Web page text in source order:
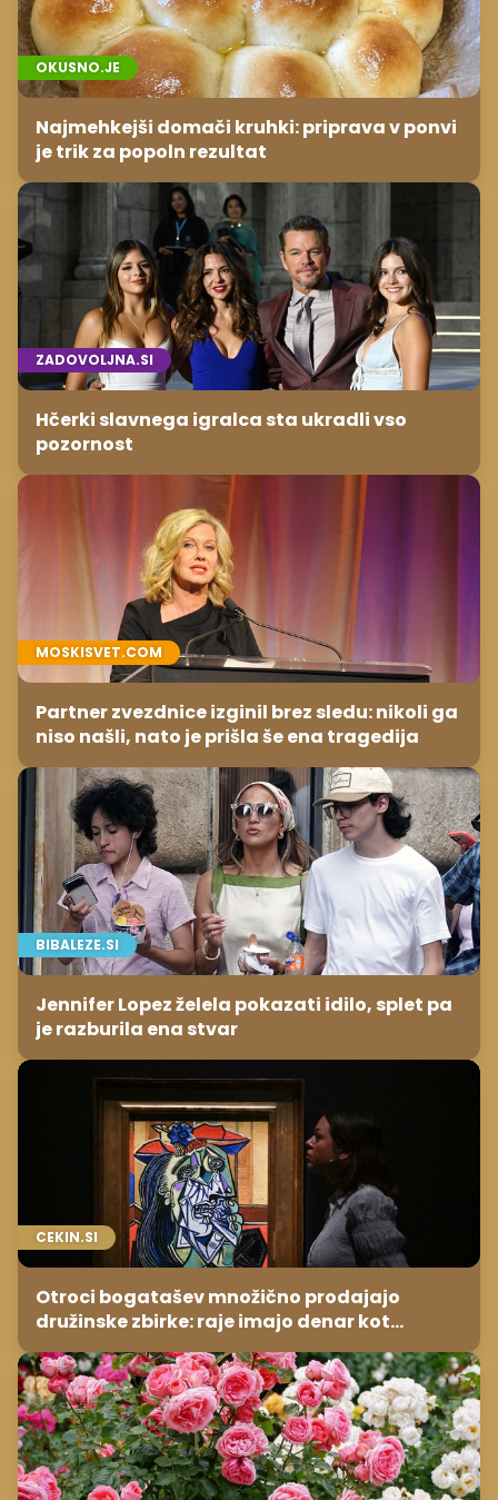
OKUSNO.JE
Najmehkejši domači kruhki: priprava v ponvi
je trik za popoln rezultat
ZADOVOLJNA.SI
Hčerki slavnega igralca sta ukradli vso
pozornost
MOSKISVET.COM
Partner zvezdnice izginil brez sledu: nikoli ga
niso našli, nato je prišla še ena tragedija
BIBALEZE.SI
Jennifer Lopez želela pokazati idilo, splet pa
je razburila ena stvar
CEKIN.SI
Otroci bogatašev množično prodajajo
družinske zbirke: raje imajo denar kot
umetnine